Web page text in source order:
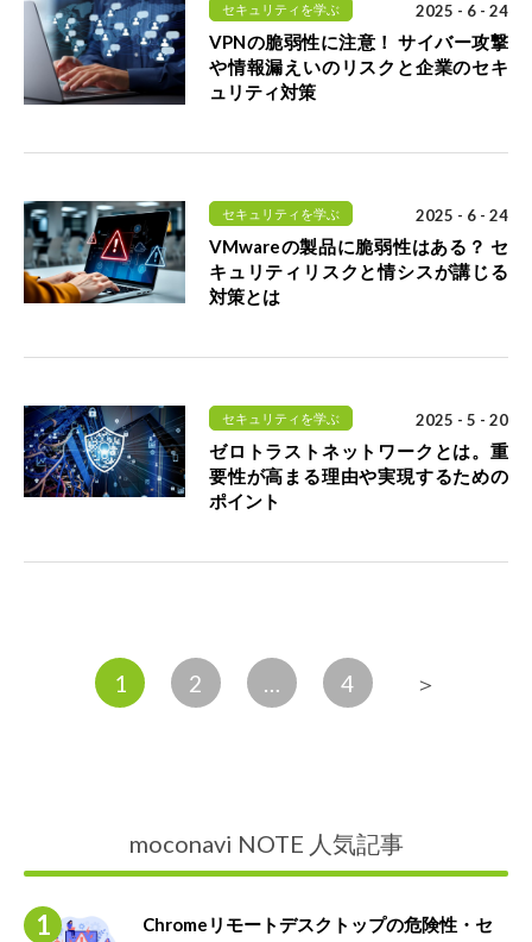
セキュリティを学ぶ 2025 - 6 - 24
VPNの脆弱性に注意！ サイバー攻撃
や情報漏えいのリスクと企業のセキ
ュリティ対策
セキュリティを学ぶ 2025 - 6 - 24
VMwareの製品に脆弱性はある？ セ
キュリティリスクと情シスが講じる
対策とは
セキュリティを学ぶ 2025 - 5 - 20
ゼロトラストネットワークとは。重
要性が高まる理由や実現するための
ポイント
1 2 4 ＞
moconavi NOTE 人気記事
Chromeリモートデスクトップの危険性・セ